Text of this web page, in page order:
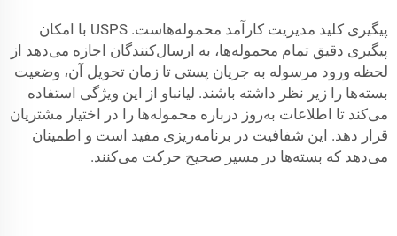
پیگیری کلید مدیریت کارآمد محموله‌هاست. USPS با امکان
پیگیری دقیق تمام محموله‌ها، به ارسال‌کنندگان اجازه می‌دهد از
لحظه ورود مرسوله به جریان پستی تا زمان تحویل آن، وضعیت
بسته‌ها را زیر نظر داشته باشند. لیانباو از این ویژگی استفاده
می‌کند تا اطلاعات به‌روز درباره محموله‌ها را در اختیار مشتریان
قرار دهد. این شفافیت در برنامه‌ریزی مفید است و اطمینان
می‌دهد که بسته‌ها در مسیر صحیح حرکت می‌کنند.